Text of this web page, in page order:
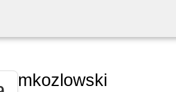
mkozlowski